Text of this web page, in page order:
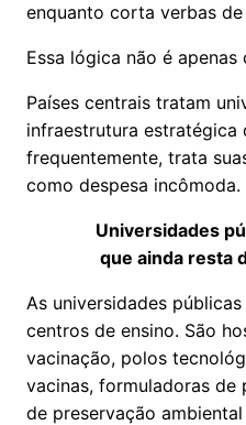
enquanto corta verbas de
Essa lógica não é
Países centrais tratam
infraestrutura estratégica
frequentemente, trata
como despesa incômoda.
Universidades
que ainda resta
As universidades
centros de ensino. São
vacinação, polos
vacinas, formuladoras
de preservação